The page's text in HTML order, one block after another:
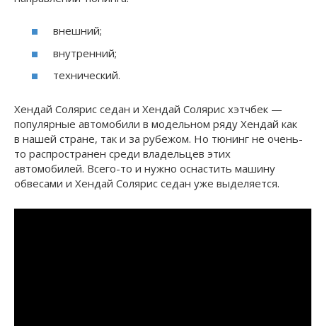
внешний;
внутренний;
технический.
Хендай Солярис седан и Хендай Солярис хэтчбек —
популярные автомобили в модельном ряду Хендай как
в нашей стране, так и за рубежом. Но тюнинг не очень-
то распространен среди владельцев этих
автомобилей. Всего-то и нужно оснастить машину
обвесами и Хендай Солярис седан уже выделяется.